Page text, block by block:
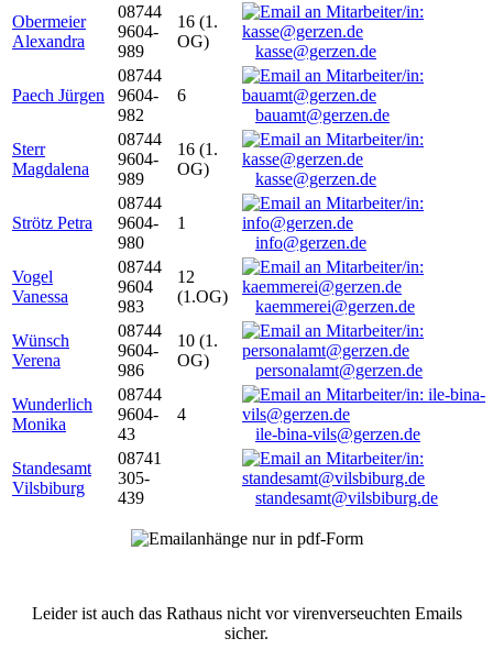
Obermeier
Alexandra
08744
9604-
989
16 (1.
OG)
kasse@gerzen.de
Paech Jürgen
08744
9604-
982
6
bauamt@gerzen.de
Sterr
Magdalena
08744
9604-
989
16 (1.
OG)
kasse@gerzen.de
Strötz Petra
08744
9604-
980
1
info@gerzen.de
Vogel
Vanessa
08744
9604
983
12
(1.OG)
kaemmerei@gerzen.de
Wünsch
Verena
08744
9604-
986
10 (1.
OG)
personalamt@gerzen.de
Wunderlich
Monika
08744
9604-
43
4
ile-bina-vils@gerzen.de
Standesamt
Vilsbiburg
08741
305-
439
standesamt@vilsbiburg.de
Leider ist auch das Rathaus nicht vor virenverseuchten Emails
sicher.